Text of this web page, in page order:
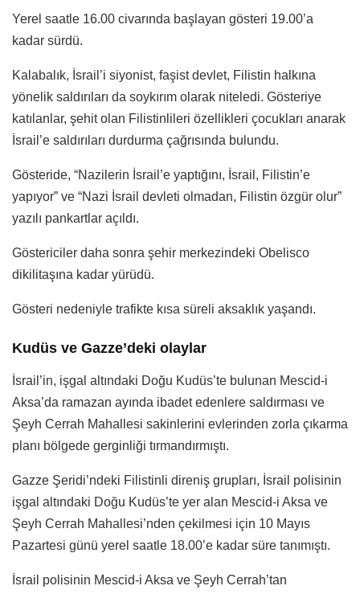
Yerel saatle 16.00 civarında başlayan gösteri 19.00’a
kadar sürdü.
Kalabalık, İsrail’i siyonist, faşist devlet, Filistin halkına
yönelik saldırıları da soykırım olarak niteledi. Gösteriye
katılanlar, şehit olan Filistinlileri özellikleri çocukları anarak
İsrail’e saldırıları durdurma çağrısında bulundu.
Gösteride, “Nazilerin İsrail’e yaptığını, İsrail, Filistin’e
yapıyor” ve “Nazi İsrail devleti olmadan, Filistin özgür olur”
yazılı pankartlar açıldı.
Göstericiler daha sonra şehir merkezindeki Obelisco
dikilitaşına kadar yürüdü.
Gösteri nedeniyle trafikte kısa süreli aksaklık yaşandı.
Kudüs ve Gazze’deki olaylar
İsrail’in, işgal altındaki Doğu Kudüs’te bulunan Mescid-i
Aksa’da ramazan ayında ibadet edenlere saldırması ve
Şeyh Cerrah Mahallesi sakinlerini evlerinden zorla çıkarma
planı bölgede gerginliği tırmandırmıştı.
Gazze Şeridi’ndeki Filistinli direniş grupları, İsrail polisinin
işgal altındaki Doğu Kudüs’te yer alan Mescid-i Aksa ve
Şeyh Cerrah Mahallesi’nden çekilmesi için 10 Mayıs
Pazartesi günü yerel saatle 18.00’e kadar süre tanımıştı.
İsrail polisinin Mescid-i Aksa ve Şeyh Cerrah’tan